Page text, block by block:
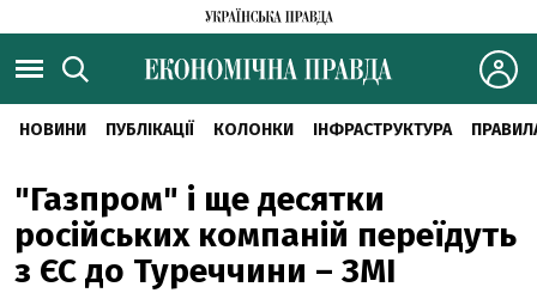
НОВИНИ ПУБЛІКАЦІЇ КОЛОНКИ ІНФРАСТРУКТУРА
"Газпром" і ще десятки
російських компаній переїдуть
з ЄС до Туреччини – ЗМІ